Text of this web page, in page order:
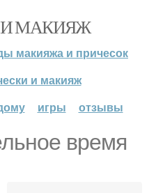
МАКИЯЖ
макияжа и причесок
и макияж
игры отзывы
время